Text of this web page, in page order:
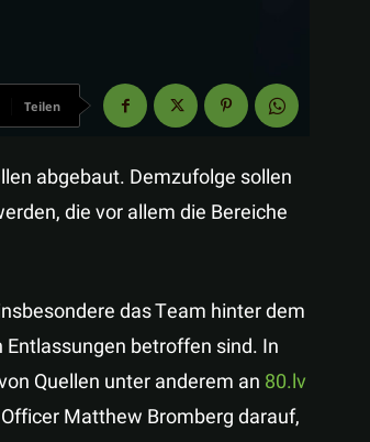
Teilen
abgebaut. Demzufolge sollen
die vor allem die Bereiche
das Team hinter dem
Entlassungen betroffen sind. In
Quellen unter anderem an 80.lv
Matthew Bromberg darauf,